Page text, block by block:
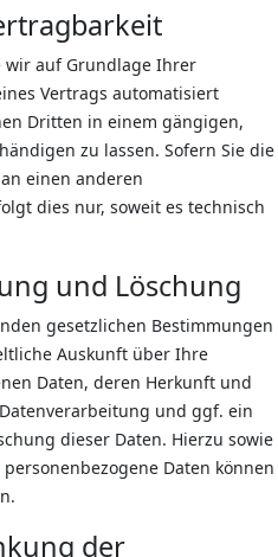
wir auf Grundlage Ihrer
Vertrags automatisiert
Dritten in einem gängigen,
zu lassen. Sofern Sie die
einen anderen
dies nur, soweit es technisch
und Löschung
gesetzlichen Bestimmungen
Auskunft über Ihre
Daten, deren Herkunft und
und ggf. ein
dieser Daten. Hierzu sowie
Daten können
der